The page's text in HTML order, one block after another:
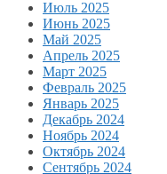
Июль 2025
Июнь 2025
Май 2025
Апрель 2025
Март 2025
Февраль 2025
Январь 2025
Декабрь 2024
Ноябрь 2024
Октябрь 2024
Сентябрь 2024